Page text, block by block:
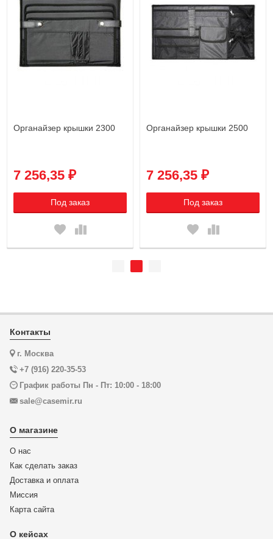
Органайзер крышки 2300
7 256,35 ₽
Под заказ
Органайзер крышки 2500
7 256,35 ₽
Под заказ
Контакты
г. Москва
+7 (916) 220-35-53
График работы Пн - Пт: 10:00 - 18:00
sale@casemir.ru
О магазине
О нас
Как сделать заказ
Доставка и оплата
Миссия
Карта сайта
О кейсах